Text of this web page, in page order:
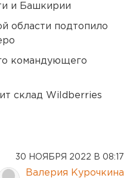
и Башкирии
области подтопило
командующего
склад Wildberries
30 НОЯБРЯ 2022 В 08:17
Валерия Курочкина